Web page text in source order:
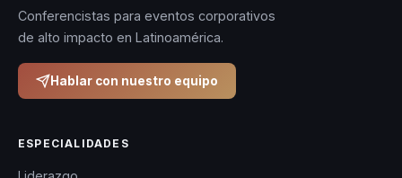
Conferencistas para eventos corporativos
de alto impacto en Latinoamérica.
Hablar con nuestro equipo
ESPECIALIDADES